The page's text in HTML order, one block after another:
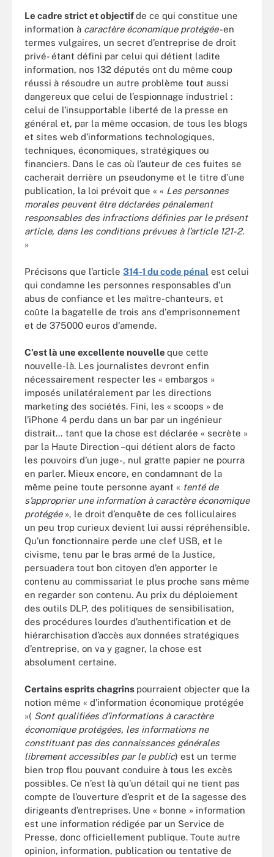
Le cadre strict et objectifde ce qui constitue une
information à caractère économique protégée-en
termes vulgaires, un secret d’entreprise de droit
privé- étant défini par celui qui détient ladite
information, nos 132 députés ont du même coup
réussi à résoudre un autre problème tout aussi
dangereux que celui de l’espionnage industriel :
celui de l’insupportable liberté de la presse en
général et, par la même occasion, de tous les blogs
et sites web d’informations technologiques,
techniques, économiques, stratégiques ou
financiers. Dans le cas où l’auteur de ces fuites se
cacherait derrière un pseudonyme et le titre d’une
publication, la loi prévoit que « « Les personnes
morales peuvent être déclarées pénalement
responsables des infractions définies par le présent
article, dans les conditions prévues à l’article 121-2.
»
Précisons que l’article 314-1 du code pénal est celui
qui condamne les personnes responsables d’un
abus de confiance et les maître-chanteurs, et
coûte la bagatelle de trois ans d'emprisonnement
et de 375000 euros d'amende.
C’est là une excellente nouvelle que cette
nouvelle-là. Les journalistes devront enfin
nécessairement respecter les « embargos »
imposés unilatéralement par les directions
marketing des sociétés. Fini, les « scoops » de
l’iPhone 4 perdu dans un bar par un ingénieur
distrait… tant que la chose est déclarée « secrète »
par la Haute Direction –qui détient alors de facto
les pouvoirs d’un juge-, nul gratte papier ne pourra
en parler. Mieux encore, en condamnant de la
même peine toute personne ayant « tenté de
s’approprier une information à caractère économique
protégée », le droit d’enquête de ces folliculaires
un peu trop curieux devient lui aussi répréhensible.
Qu’un fonctionnaire perde une clef USB, et le
civisme, tenu par le bras armé de la Justice,
persuadera tout bon citoyen d’en apporter le
contenu au commissariat le plus proche sans même
en regarder son contenu. Au prix du déploiement
des outils DLP, des politiques de sensibilisation,
des procédures lourdes d’authentification et de
hiérarchisation d’accès aux données stratégiques
d’entreprise, on va y gagner, la chose est
absolument certaine.
Certains esprits chagrins pourraient objecter que la
notion même « d’information économique protégée
»( Sont qualifiées d’informations à caractère
économique protégées, les informations ne
constituant pas des connaissances générales
librement accessibles par le public) est un terme
bien trop flou pouvant conduire à tous les excès
possibles. Ce n’est là qu’un détail qui ne tient pas
compte de l’ouverture d’esprit et de la sagesse des
dirigeants d’entreprises. Une « bonne » information
est une information rédigée par un Service de
Presse, donc officiellement publique. Toute autre
opinion, information, publication ou tentative de